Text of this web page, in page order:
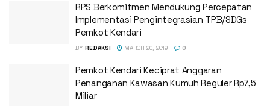
RPS Berkomitmen Mendukung Percepatan
Implementasi Pengintegrasian TPB/SDGs
Pemkot Kendari
BY REDAKSI MARCH 20, 2019 0
Pemkot Kendari Keciprat Anggaran
Penanganan Kawasan Kumuh Reguler Rp7,5
Miliar